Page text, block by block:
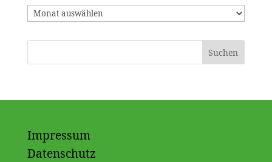
Archiv
Impressum
Datenschutz